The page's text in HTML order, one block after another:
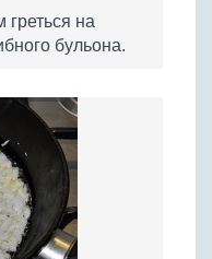
на
бульона.